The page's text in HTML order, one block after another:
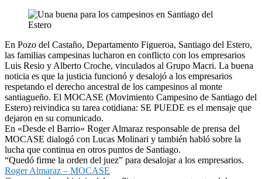
En Pozo del Castaño, Departamento Figueroa, Santiago del Estero,
las familias campesinas lucharon en conflicto con los empresarios
Luis Resio y Alberto Croche, vinculados al Grupo Macri. La buena
noticia es que la justicia funcionó y desalojó a los empresarios
respetando el derecho ancestral de los campesinos al monte
santiagueño. El MOCASE (Movimiento Campesino de Santiago del
Estero) reivindica su tarea cotidiana: SE PUEDE es el mensaje que
dejaron en su comunicado.
En «Desde el Barrio» Roger Almaraz responsable de prensa del
MOCASE dialogó con Lucas Molinari y también habló sobre la
lucha que continua en otros puntos de Santiago.
“Quedó firme la orden del juez” para desalojar a los empresarios.
Roger Almaraz – MOCASE